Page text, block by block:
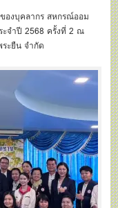
องบุคลากร สหกรณ์ออม
จำปี 2568 ครั้งที่ 2 ณ
ะยืน จำกัด